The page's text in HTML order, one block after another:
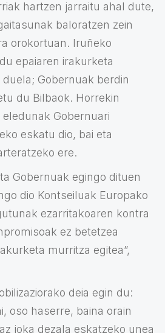
hartzen jarraitu ahal dute,
baloratzen zein
orokortuan. Iruñeko
epaiaren irakurketa
Gobernuak berdin
du Bilbaok. Horrekin
Gobernuari
eskatu dio, bai eta
ere.
Gobernuak egingo dituen
dio Kontseiluak Europako
ezarritakoaren kontra
ez betetzea
murritza egitea”,
deia egin du:
oso haserre, baina orain
joka dezala eskatzeko unea